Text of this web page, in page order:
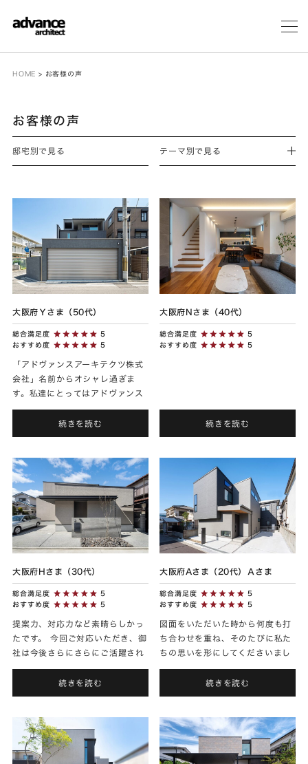
メ
HOME > お客様の声
お客様の声
邸宅別で見る テーマ別で見る
大阪府Ｙさま（50代）
総合満足度
5
おすすめ度
5
「アドヴァンスアーキテクツ株式
会社」名前からオシャレ過ぎま
す。私達にとってはアドヴァンス
さんは大手ハウスメーカーより
も、ハイブランド感があります
ね。 私達に合う方を選んで頂いた
続きを読む
大阪府Nさま（40代）
総合満足度
5
おすすめ度
5
続きを読む
大阪府Hさま（30代）
総合満足度
5
おすすめ度
5
提案力、対応力など素晴らしかっ
たです。 今回ご対応いただき、御
社は今後さらにさらにご活躍され
ることを確信しました！
続きを読む
大阪府Aさま（20代）Ａさま
総合満足度
5
おすすめ度
5
図面をいただいた時から何度も打
ち合わせを重ね、そのたびに私た
ちの思いを形にしてくださいまし
た。完成した家は、理想そのもの
で、暮らしの中に毎日かわいいが
あふれています。素敵なお家を
続きを読む